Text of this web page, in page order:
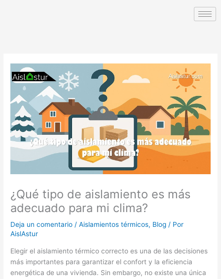
¿Qué tipo de aislamiento es más
adecuado para mi clima?
Deja un comentario /Aislamientos térmicos, Blog / Por
AislAstur
Elegir el aislamiento térmico correcto es una de las decisiones
más importantes para garantizar el confort y la eficiencia
energética de una vivienda. Sin embargo, no existe una única